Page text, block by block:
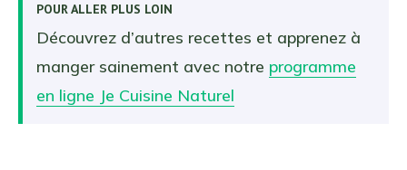
POUR ALLER PLUS LOIN
Découvrez d’autres recettes et apprenez à
manger sainement avec notre programme
en ligne Je Cuisine Naturel